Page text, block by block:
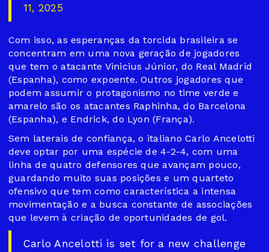
11, 2025
Com isso, as esperanças da torcida brasileira se
concentram em uma nova geração de jogadores
que tem o atacante Vinicius Júnior, do Real Madrid
(Espanha), como expoente. Outros jogadores que
podem assumir o protagonismo no time verde e
amarelo são os atacantes Raphinha, do Barcelona
(Espanha), e Endrick, do Lyon (França).
Sem laterais de confiança, o italiano Carlo Ancelotti
deve optar por uma espécie de 4-2-4, com uma
linha de quatro defensores que avançam pouco,
guardando muito suas posições e um quarteto
ofensivo que tem como característica a intensa
movimentação e a busca constante de associações
que levem à criação de oportunidades de gol.
Carlo Ancelotti is set for a new challenge